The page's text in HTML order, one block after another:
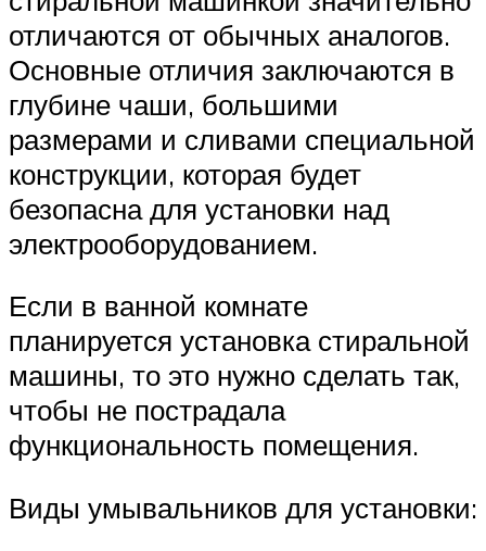
отличаются от обычных аналогов.
Основные отличия заключаются в
глубине чаши, большими
размерами и сливами специальной
конструкции, которая будет
безопасна для установки над
электрооборудованием.
Если в ванной комнате
планируется установка стиральной
машины, то это нужно сделать так,
чтобы не пострадала
функциональность помещения.
Виды умывальников для установки: